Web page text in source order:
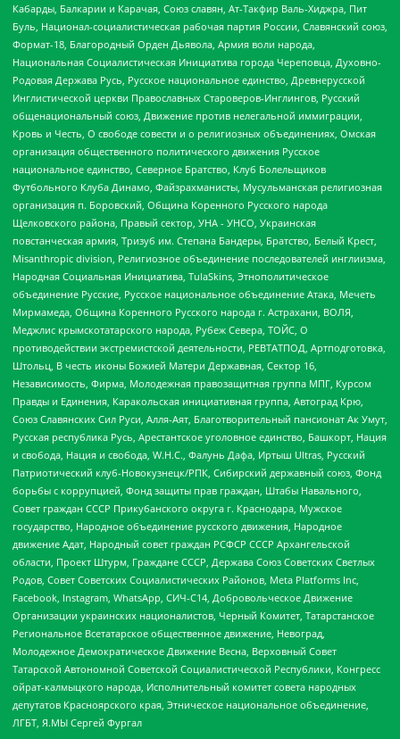
Кабарды, Балкарии и Карачая, Союз славян, Ат-Такфир Валь-Хиджра, Пит
Буль, Национал-социалистическая рабочая партия России, Славянский союз,
Формат-18, Благородный Орден Дьявола, Армия воли народа,
Национальная Социалистическая Инициатива города Череповца, Духовно-
Родовая Держава Русь, Русское национальное единство, Древнерусской
Инглистической церкви Православных Староверов-Инглингов, Русский
общенациональный союз, Движение против нелегальной иммиграции,
Кровь и Честь, О свободе совести и о религиозных объединениях, Омская
организация общественного политического движения Русское
национальное единство, Северное Братство, Клуб Болельщиков
Футбольного Клуба Динамо, Файзрахманисты, Мусульманская религиозная
организация п. Боровский, Община Коренного Русского народа
Щелковского района, Правый сектор, УНА - УНСО, Украинская
повстанческая армия, Тризуб им. Степана Бандеры, Братство, Белый Крест,
Misanthropic division, Религиозное объединение последователей инглиизма,
Народная Социальная Инициатива, TulaSkins, Этнополитическое
объединение Русские, Русское национальное объединение Атака, Мечеть
Мирмамеда, Община Коренного Русского народа г. Астрахани, ВОЛЯ,
Меджлис крымскотатарского народа, Рубеж Севера, ТОЙС, О
противодействии экстремистской деятельности, РЕВТАТПОД, Артподготовка,
Штольц, В честь иконы Божией Матери Державная, Сектор 16,
Независимость, Фирма, Молодежная правозащитная группа МПГ, Курсом
Правды и Единения, Каракольская инициативная группа, Автоград Крю,
Союз Славянских Сил Руси, Алля-Аят, Благотворительный пансионат Ак Умут,
Русская республика Русь, Арестантское уголовное единство, Башкорт, Нация
и свобода, Нация и свобода, W.H.С., Фалунь Дафа, Иртыш Ultras, Русский
Патриотический клуб-Новокузнецк/РПК, Сибирский державный союз, Фонд
борьбы с коррупцией, Фонд защиты прав граждан, Штабы Навального,
Совет граждан СССР Прикубанского округа г. Краснодара, Мужское
государство, Народное объединение русского движения, Народное
движение Адат, Народный совет граждан РСФСР СССР Архангельской
области, Проект Штурм, Граждане СССР, Держава Союз Советских Светлых
Родов, Совет Советских Социалистических Районов, Meta Platforms Inc,
Facebook, Instagram, WhatsApp, СИЧ-С14, Добровольческое Движение
Организации украинских националистов, Черный Комитет, Татарстанское
Региональное Всетатарское общественное движение, Невоград,
Молодежное Демократическое Движение Весна, Верховный Совет
Татарской Автономной Советской Социалистической Республики, Конгресс
ойрат-калмыцкого народа, Исполнительный комитет совета народных
депутатов Красноярского края, Этническое национальное объединение,
ЛГБТ, Я.МЫ Сергей Фургал